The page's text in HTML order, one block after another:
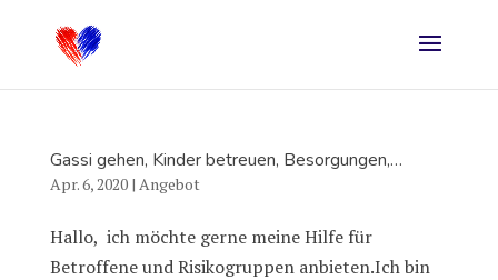
Gassi gehen, Kinder betreuen, Besorgungen,…
Apr. 6, 2020| Angebot
Hallo, ich möchte gerne meine Hilfe für
Betroffene und Risikogruppen anbieten.Ich bin